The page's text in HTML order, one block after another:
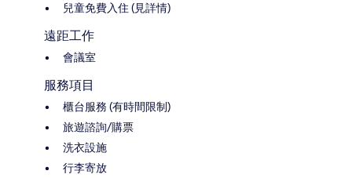
兒童免費入住 (見詳情)
遠距工作
會議室
服務項目
櫃台服務 (有時間限制)
旅遊諮詢/購票
洗衣設施
行李寄放